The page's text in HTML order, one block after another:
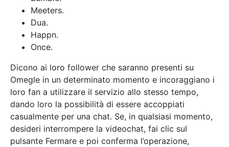
Meeters.
Dua.
Happn.
Once.
Dicono ai loro follower che saranno presenti su
Omegle in un determinato momento e incoraggiano i
loro fan a utilizzare il servizio allo stesso tempo,
dando loro la possibilità di essere accoppiati
casualmente per una chat. Se, in qualsiasi momento,
desideri interrompere la videochat, fai clic sul
pulsante Fermare e poi conferma l’operazione,